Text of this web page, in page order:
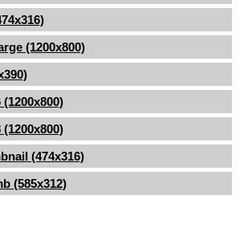
(1200x800)
(1200x800)
(1200x800)
(474x316)
(585x312)